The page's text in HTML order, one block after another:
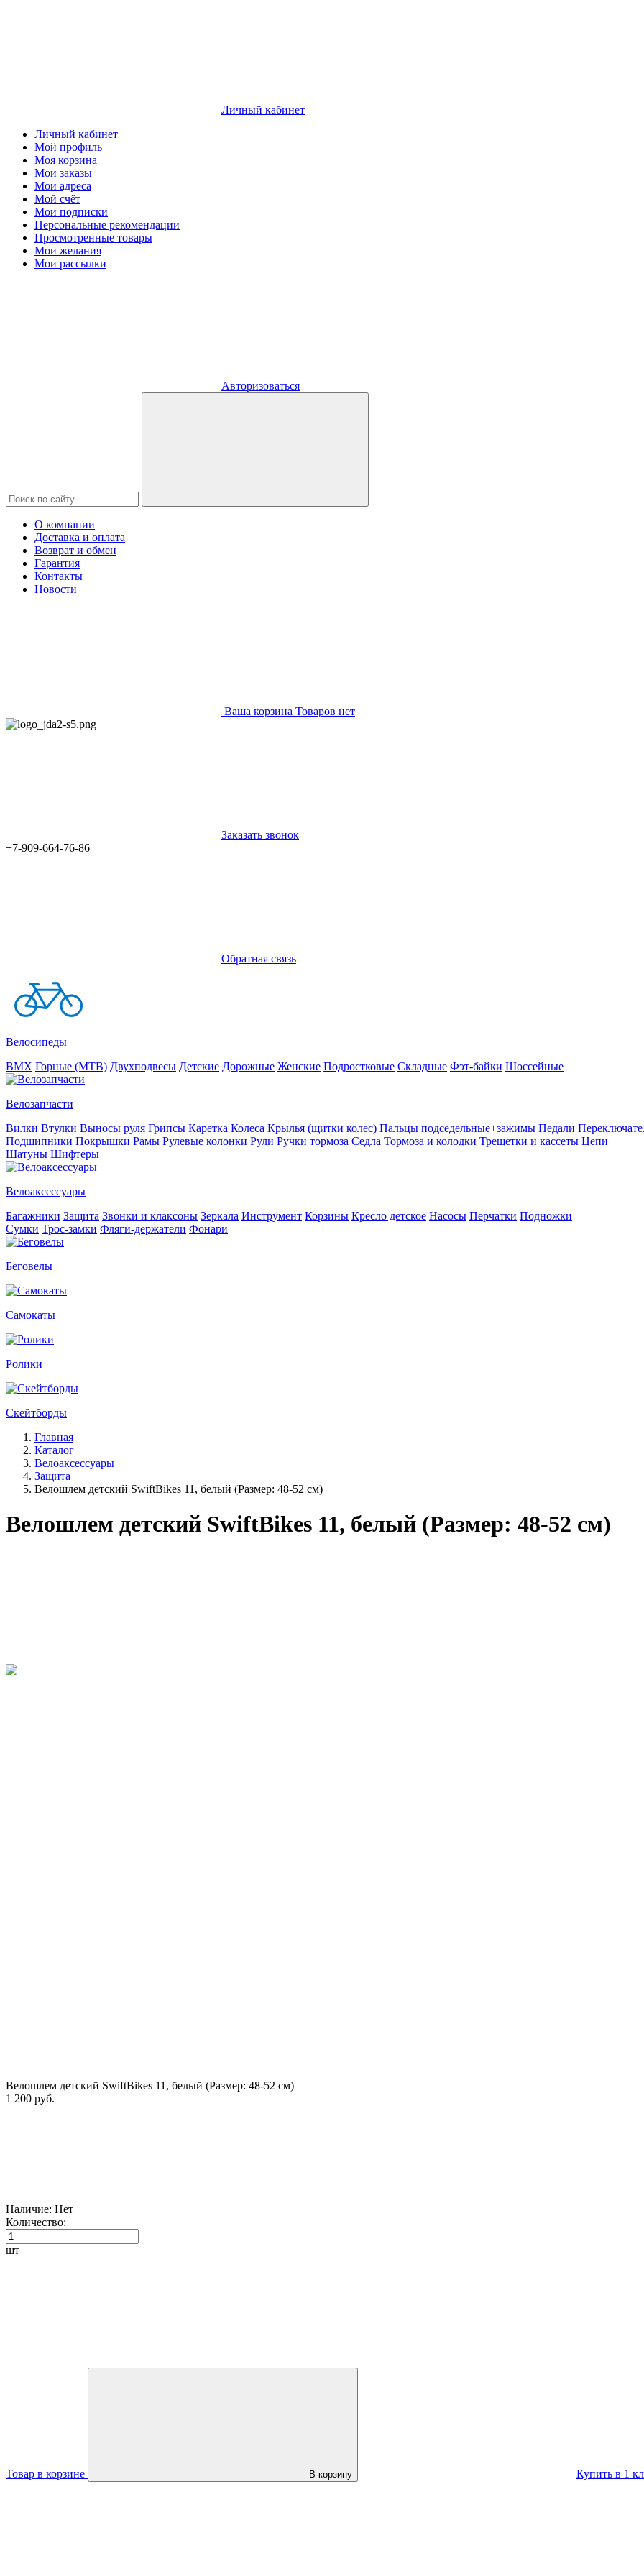
Личный кабинет
Личный кабинет
Мой профиль
Моя корзина
Мои заказы
Мои адреса
Мой счёт
Мои подписки
Персональные рекомендации
Просмотренные товары
Мои желания
Мои рассылки
Авторизоваться
О компании
Доставка и оплата
Возврат и обмен
Гарантия
Контакты
Новости
Ваша корзина Товаров нет
Заказать звонок
+7-909-664-76-86
Обратная связь
Велосипеды
BMX Горные (MTB) Двухподвесы Детские Дорожные Женские Подростковые Складные Фэт-байки Шоссейные
Велозапчасти
Вилки Втулки Выносы руля Грипсы Каретка Колеса Крылья (щитки колес) Пальцы подседельные+зажимы Педали
Подшипники Покрышки Рамы Рулевые колонки Рули Ручки тормоза Седла Тормоза и колодки Трещетки и кассеты Цепи
Шатуны Шифтеры
Велоаксессуары
Багажники Защита Звонки и клаксоны Зеркала Инструмент Корзины Кресло детское Насосы Перчатки Подножки
Сумки Трос-замки Фляги-держатели Фонари
Беговелы
Самокаты
Ролики
Скейтборды
Главная
Каталог
Велоаксессуары
Защита
Велошлем детский SwiftBikes 11, белый (Размер: 48-52 см)
Велошлем детский SwiftBikes 11, белый (Размер: 48-52 см)
Велошлем детский SwiftBikes 11, белый (Размер: 48-52 см)
1 200 руб.
Наличие: Нет
Количество:
шт
Товар в корзине В корзину Купить в 1